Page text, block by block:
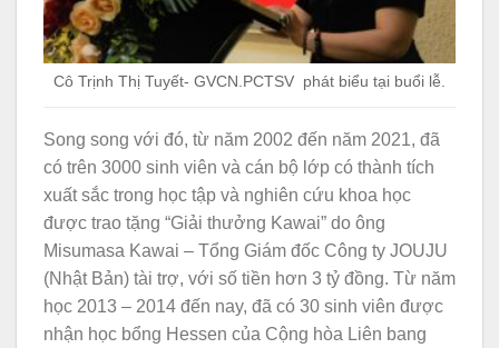
Cô Trịnh Thị Tuyết- GVCN.PCTSV phát biểu tại buổi lễ.
Song song với đó, từ năm 2002 đến năm 2021, đã
có trên 3000 sinh viên và cán bộ lớp có thành tích
xuất sắc trong học tập và nghiên cứu khoa học
được trao tặng “Giải thưởng Kawai” do ông
Misumasa Kawai – Tổng Giám đốc Công ty JOUJU
(Nhật Bản) tài trợ, với số tiền hơn 3 tỷ đồng. Từ năm
học 2013 – 2014 đến nay, đã có 30 sinh viên được
nhận học bổng Hessen của Cộng hòa Liên bang